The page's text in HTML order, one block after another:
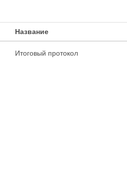
Название
Итоговый протокол